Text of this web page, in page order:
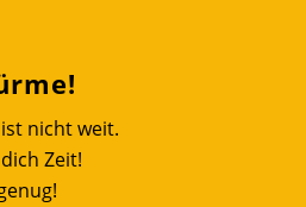
nicht weit.
Zeit!